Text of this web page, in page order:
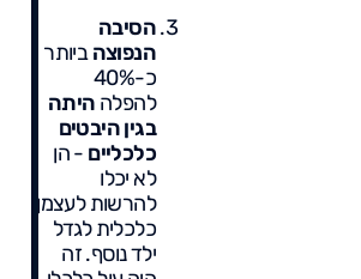
הסיבה
הנפוצהביותר
כ-40%
להפלה היתה
בגין היבטים
כלכליים - הן
לא יכלו
להרשות לעצמן
כלכלית לגדל
ילד נוסף. זה